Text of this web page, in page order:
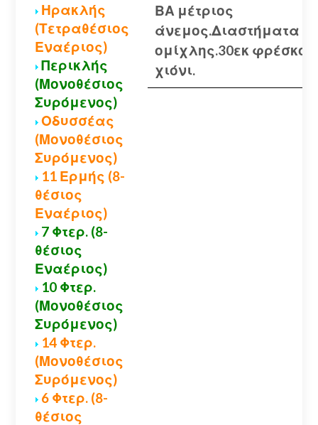
Ηρακλής
(Τετραθέσιος
Εναέριος)
Περικλής
(Μονοθέσιος
Συρόμενος)
Οδυσσέας
(Μονοθέσιος
Συρόμενος)
11 Ερμής (8-
θέσιος
Εναέριος)
7 Φτερ. (8-
θέσιος
Εναέριος)
10 Φτερ.
(Μονοθέσιος
Συρόμενος)
14 Φτερ.
(Μονοθέσιος
Συρόμενος)
6 Φτερ. (8-
θέσιος
ΒΑ μέτριος
άνεμος.Διαστήματα
ομίχλης.30εκ φρέσκο
χιόνι.